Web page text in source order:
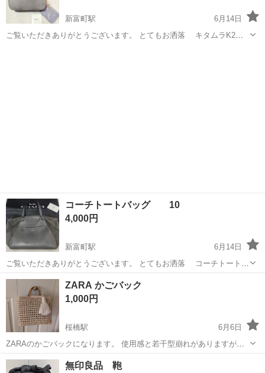
新富町駅
6月14日
ご覧いただきありがとうございます。 とてもお洒落 キタムラK2
コーチトートバッグ 10
4,000円
新富町駅
6月14日
ご覧いただきありがとうございます。 とてもお洒落 コーチトートバ
ッグ 10 です。 持っているだけでテンションがあがります。 ※正
規品保証 ※状態は 写真にてご確認下さい。 中古品のため、使用、保
管に伴う細かいキズ、...
富山 富山市 バッグ
ZARA かごバック
1,000円
桜橋駅
6月6日
ZARAのかごバックになります。 使用感と若干型崩れがありますが、
まだまだ使えます。 ショルダー、フリンジは取り外し可能です。 お取
引日時はご相談の上 受け取り後はNC.NRでお願いいたします。
富山 富山市 桜橋駅 バッグ
無印良品 鞄